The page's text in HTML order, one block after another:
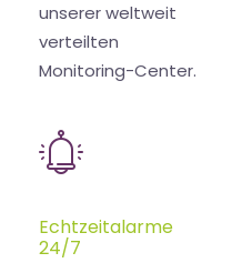
unserer weltweit
verteilten
Monitoring-Center.
Echtzeitalarme
24/7